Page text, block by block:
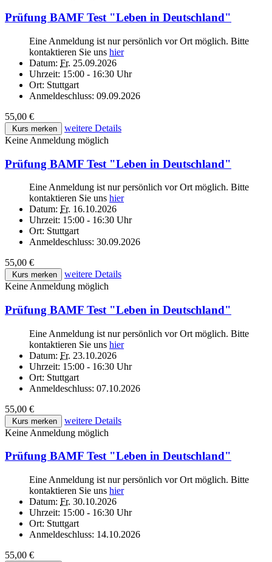
Prüfung BAMF Test "Leben in Deutschland"
Eine Anmeldung ist nur persönlich vor Ort möglich. Bitte
kontaktieren Sie uns hier
Datum: Fr. 25.09.2026
Uhrzeit: 15:00 - 16:30 Uhr
Ort: Stuttgart
Anmeldeschluss: 09.09.2026
55,00 €
Kurs merken
weitere Details
Keine Anmeldung möglich
Prüfung BAMF Test "Leben in Deutschland"
Eine Anmeldung ist nur persönlich vor Ort möglich. Bitte
kontaktieren Sie uns hier
Datum: Fr. 16.10.2026
Uhrzeit: 15:00 - 16:30 Uhr
Ort: Stuttgart
Anmeldeschluss: 30.09.2026
55,00 €
Kurs merken
weitere Details
Keine Anmeldung möglich
Prüfung BAMF Test "Leben in Deutschland"
Eine Anmeldung ist nur persönlich vor Ort möglich. Bitte
kontaktieren Sie uns hier
Datum: Fr. 23.10.2026
Uhrzeit: 15:00 - 16:30 Uhr
Ort: Stuttgart
Anmeldeschluss: 07.10.2026
55,00 €
Kurs merken
weitere Details
Keine Anmeldung möglich
Prüfung BAMF Test "Leben in Deutschland"
Eine Anmeldung ist nur persönlich vor Ort möglich. Bitte
kontaktieren Sie uns hier
Datum: Fr. 30.10.2026
Uhrzeit: 15:00 - 16:30 Uhr
Ort: Stuttgart
Anmeldeschluss: 14.10.2026
55,00 €